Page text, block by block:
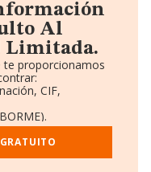
Al
Limitada.
te proporcionamos
CIF,
Empleados.